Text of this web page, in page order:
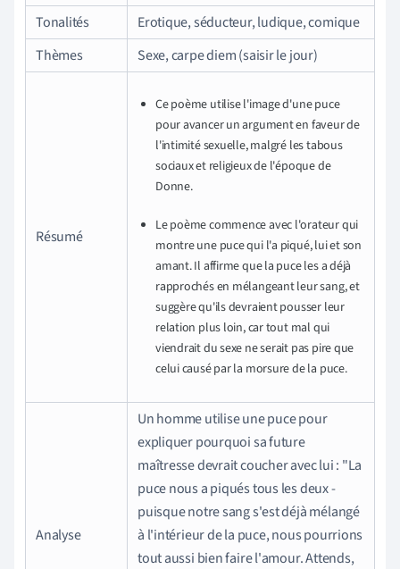
Tonalités
Erotique, séducteur, ludique, comique
Thèmes
Sexe, carpe diem (saisir le jour)
Résumé
Ce poème utilise l'image d'une puce
pour avancer un argument en faveur de
l'intimité sexuelle, malgré les tabous
sociaux et religieux de l'époque de
Donne.
Le poème commence avec l'orateur qui
montre une puce qui l'a piqué, lui et son
amant. Il affirme que la puce les a déjà
rapprochés en mélangeant leur sang, et
suggère qu'ils devraient pousser leur
relation plus loin, car tout mal qui
viendrait du sexe ne serait pas pire que
celui causé par la morsure de la puce.
Analyse
Un homme utilise une puce pour
expliquer pourquoi sa future
maîtresse devrait coucher avec lui : "La
puce nous a piqués tous les deux -
puisque notre sang s'est déjà mélangé
à l'intérieur de la puce, nous pourrions
tout aussi bien faire l'amour. Attends,